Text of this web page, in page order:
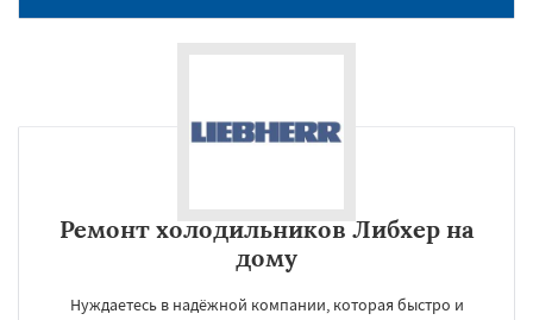
Ремонт холодильников Либхер на
дому
Нуждаетесь в надёжной компании, которая быстро и